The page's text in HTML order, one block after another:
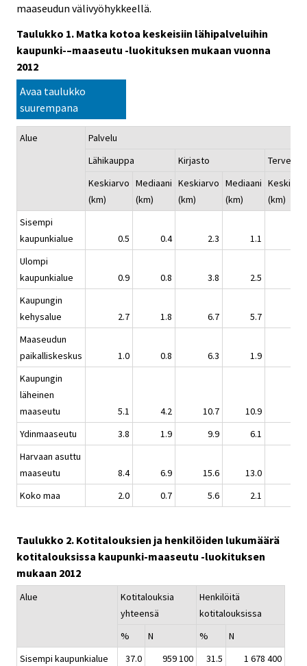
maaseudun välivyöhykkeellä.
Taulukko 1. Matka kotoa keskeisiin lähipalveluihin
kaupunki-–maaseutu -luokituksen mukaan vuonna
2012
Avaa taulukko
suurempana
Alue
Palvelu
Lähikauppa
Kirjasto
Keskiarvo
(km)
Mediaani
(km)
Keskiarvo
(km)
Mediaani
(km)
(km)
Sisempi
kaupunkialue
0.5 0.4 2.3 1.1
Ulompi
kaupunkialue
0.9 0.8 3.8 2.5
Kaupungin
kehysalue
2.7 1.8 6.7 5.7
Maaseudun
paikalliskeskus
1.0 0.8 6.3 1.9
Kaupungin
läheinen
maaseutu
5.1 4.2 10.7 10.9
Ydinmaaseutu
3.8 1.9 9.9 6.1
Harvaan asuttu
maaseutu
8.4 6.9 15.6 13.0
Koko maa
2.0 0.7 5.6 2.1
Taulukko 2. Kotitalouksien ja henkilöiden lukumäärä
kotitalouksissa kaupunki-maaseutu -luokituksen
mukaan 2012
Alue
Kotitalouksia
yhteensä
Henkilöitä
kotitalouksissa
%
N %
N
Sisempi kaupunkialue
37.0 959 100 31.5
1 678 400